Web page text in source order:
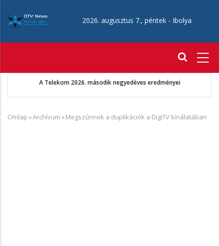
tartalomra
2026. augusztus 7., péntek - Ibolya
A Telekom 2026. második negyedéves eredményei
Morzsa
Címlap »Archívum »Megszűnnek a duplikációk a DigiTV kínálatában